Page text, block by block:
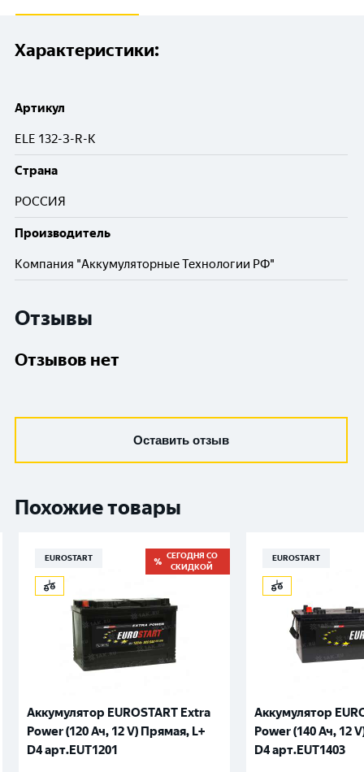
Характеристики:
Артикул
ELE 132-З-R-К
Cтрана
РОССИЯ
Производитель
Компания "Аккумуляторные Технологии РФ"
Отзывы
Отзывов нет
Оставить отзыв
Похожие товары
EUROSTART
СЕГОДНЯ СО
СКИДКОЙ
Аккумулятор EUROSTART Extra
Power (120 Ач, 12 V) Прямая, L+
D4 арт.EUT1201
EUROSTART
Аккумулятор
Power (140 Ач, 12
D4 арт.EUT1403